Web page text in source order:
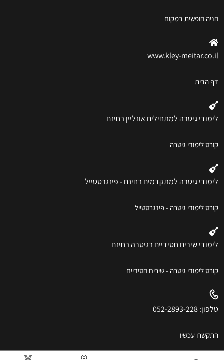
חניה חופשית במקום
www.kley-meitar.co.il
דף הבית
לימודי גיטרה למתחילים אונליין בחינם
קורס לימודי גיטרה
לימודי גיטרה למתקדמים בחינם - פינגרסטייל
קורס לימודי גיטרה - פינגרסטייל
לימודי שירים חסידיים בגיטרה בחינם
קורס לימודי גיטרה - שירים חסידיים
טלפון: 052-2893-228
התקשרו עכשיו